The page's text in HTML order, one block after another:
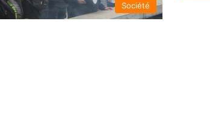
Société